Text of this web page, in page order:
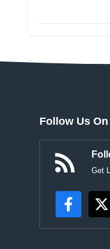
Follow Us On
Get